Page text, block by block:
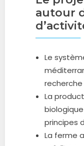
autour
Le
La
principes
La ferme